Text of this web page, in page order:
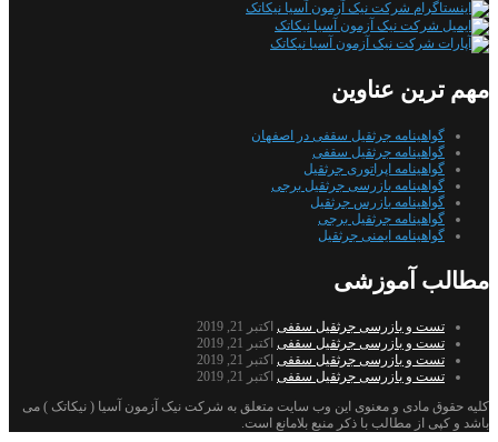
مهم ترین عناوین
گواهینامه جرثقیل سقفی در اصفهان
گواهینامه جرثقیل سقفی
گواهینامه اپراتوری جرثقیل
گواهینامه بازرسی جرثقیل برجی
گواهینامه بازرس جرثقیل
گواهینامه جرثقیل برجی
گواهینامه ایمنی جرثقیل
مطالب آموزشی
تست و بازرسی جرثقیل سقفی اکتبر 21, 2019
تست و بازرسی جرثقیل سقفی اکتبر 21, 2019
تست و بازرسی جرثقیل سقفی اکتبر 21, 2019
تست و بازرسی جرثقیل سقفی اکتبر 21, 2019
کلیه حقوق مادی و معنوی این وب سایت متعلق به شرکت نیک آزمون آسیا ( نیکاتک ) می
باشد و کپی از مطالب با ذکر منبع بلامانع است.